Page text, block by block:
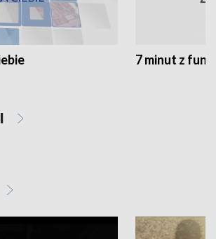
7 minut z